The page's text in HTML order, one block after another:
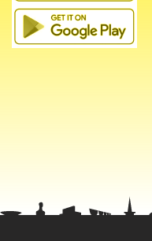
2011 Essa conversão é
paga em 60 dias.
O Governo de Brasília
está semana, o